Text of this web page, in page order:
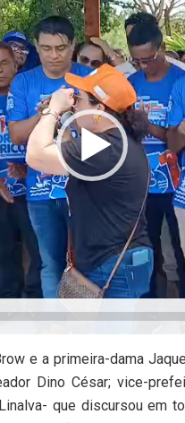
e a primeira-dama
Dino César; vice-
que discursou em